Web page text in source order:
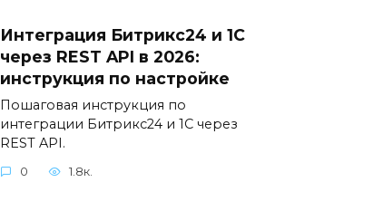
Интеграция Битрикс24 и 1С
через REST API в 2026:
инструкция по настройке
Пошаговая инструкция по
интеграции Битрикс24 и 1С через
REST API.
0 1.8к.